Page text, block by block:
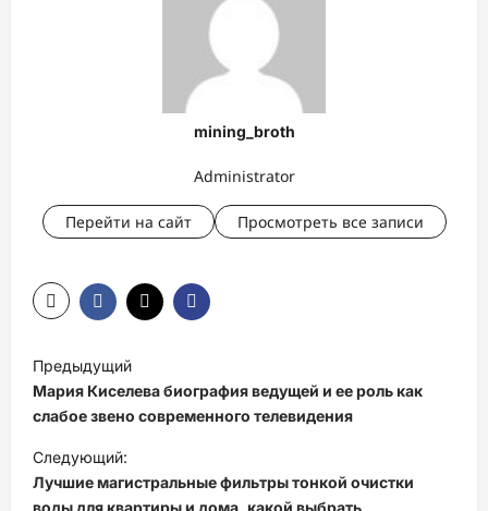
mining_broth
Administrator
Перейти на сайт Просмотреть все записи
а
в
и
г
Предыдущий
Мария Киселева биография ведущей и ее роль как
слабое звено современного телевидения
Следующий:
Лучшие магистральные фильтры тонкой очистки
воды для квартиры и дома, какой выбрать